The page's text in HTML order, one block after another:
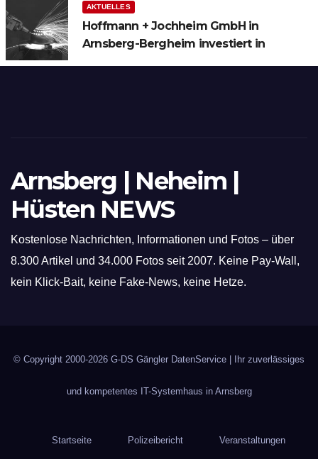
AKTUELLES
Hoffmann + Jochheim GmbH in
Arnsberg-Bergheim investiert in
Arnsberg | Neheim |
Hüsten NEWS
Kostenlose Nachrichten, Informationen und Fotos – über
8.300 Artikel und 34.000 Fotos seit 2007. Keine Pay-Wall,
kein Klick-Bait, keine Fake-News, keine Hetze.
© Copyright 2000-2026 G-DS Gängler DatenService | Ihr zuverlässiges
und kompetentes IT-Systemhaus in Arnsberg
Startseite Polizeibericht Veranstaltungen